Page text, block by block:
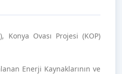
Ovası Projesi (KOP)
Enerji Kaynaklarının ve